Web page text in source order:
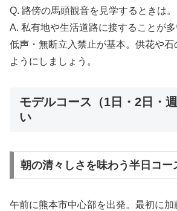
Q. 路傍の馬頭観音を見学するときは。
A. 私有地や生活道路に接することが多
低声・無断立入禁止が基本。供花や
ようにしましょう。
モデルコース（1日・2日・
い
朝の清々しさを味わう半日コー
午前に熊本市中心部を出発。最初に加